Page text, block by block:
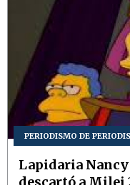
PERIODISMO DE
Lapidaria Nancy